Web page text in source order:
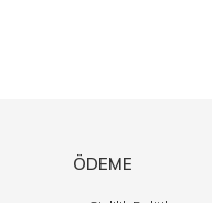
ÖDEME